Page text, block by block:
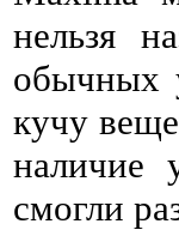
нельзя
обычных
кучу
наличие
смогли